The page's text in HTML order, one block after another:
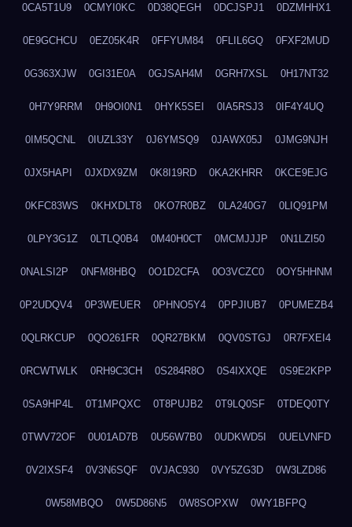
0CA5T1U9 0CMYI0KC 0D38QEGH 0DCJSPJ1 0DZMHHX1
0E9GCHCU 0EZ05K4R 0FFYUM84 0FLIL6GQ 0FXF2MUD
0G363XJW 0GI31E0A 0GJSAH4M 0GRH7XSL 0H17NT32
0H7Y9RRM 0H9OI0N1 0HYK5SEI 0IA5RSJ3 0IF4Y4UQ
0IM5QCNL 0IUZL33Y 0J6YMSQ9 0JAWX05J 0JMG9NJH
0JX5HAPI 0JXDX9ZM 0K8I19RD 0KA2KHRR 0KCE9EJG
0KFC83WS 0KHXDLT8 0KO7R0BZ 0LA240G7 0LIQ91PM
0LPY3G1Z 0LTLQ0B4 0M40H0CT 0MCMJJJP 0N1LZI50
0NALSI2P 0NFM8HBQ 0O1D2CFA 0O3VCZC0 0OY5HHNM
0P2UDQV4 0P3WEUER 0PHNO5Y4 0PPJIUB7 0PUMEZB4
0QLRKCUP 0QO261FR 0QR27BKM 0QV0STGJ 0R7FXEI4
0RCWTWLK 0RH9C3CH 0S284R8O 0S4IXXQE 0S9E2KPP
0SA9HP4L 0T1MPQXC 0T8PUJB2 0T9LQ0SF 0TDEQ0TY
0TWV72OF 0U01AD7B 0U56W7B0 0UDKWD5I 0UELVNFD
0V2IXSF4 0V3N6SQF 0VJAC930 0VY5ZG3D 0W3LZD86
0W58MBQO 0W5D86N5 0W8SOPXW 0WY1BFPQ